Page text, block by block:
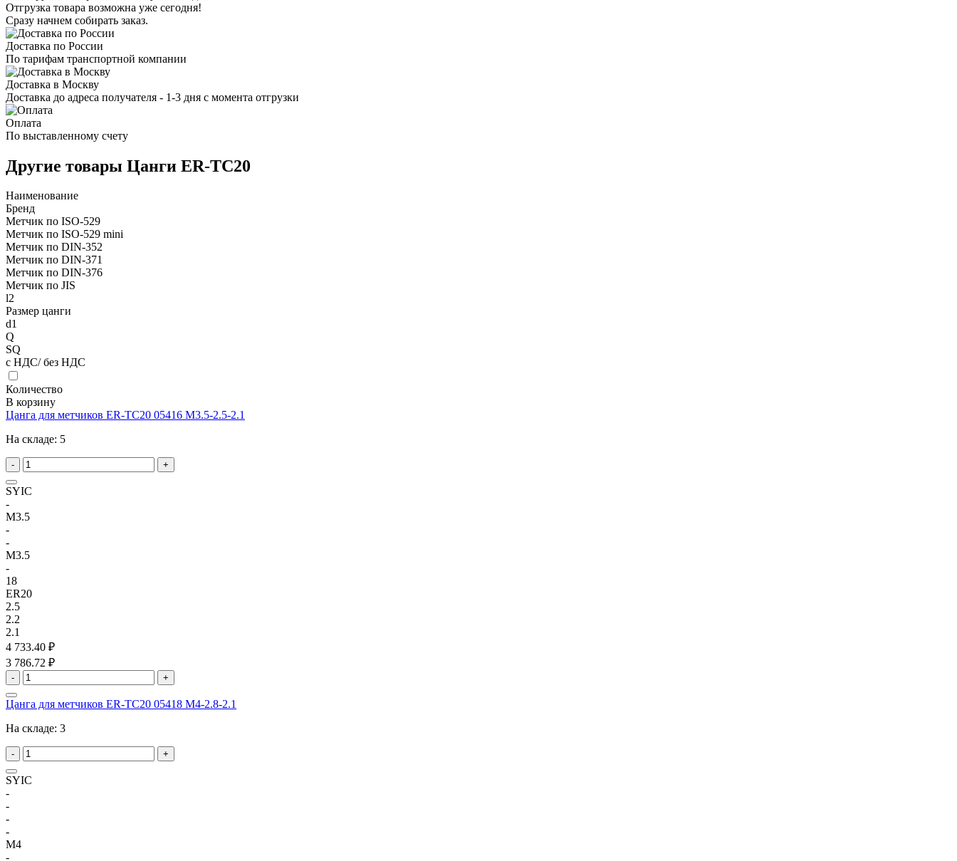
Отгрузка товара возможна уже сегодня!
Сразу начнем собирать заказ.
Доставка по России
По тарифам транспортной компании
Доставка в Москву
Доставка до адреса получателя - 1-3 дня с момента отгрузки
Оплата
По выставленному счету
Другие товары Цанги ER-TC20
Наименование
Бренд
Метчик по ISO-529
Метчик по ISO-529 mini
Метчик по DIN-352
Метчик по DIN-371
Метчик по DIN-376
Метчик по JIS
l2
Размер цанги
d1
Q
SQ
с НДС/ без НДС
Количество
В корзину
Цанга для метчиков ER-TC20 05416 M3.5-2.5-2.1
На складе: 5
- +
SYIC
-
M3.5
-
-
M3.5
-
18
ER20
2.5
2.2
2.1
4 733.40 ₽
3 786.72 ₽
- +
Цанга для метчиков ER-TC20 05418 M4-2.8-2.1
На складе: 3
- +
SYIC
-
-
-
-
M4
-